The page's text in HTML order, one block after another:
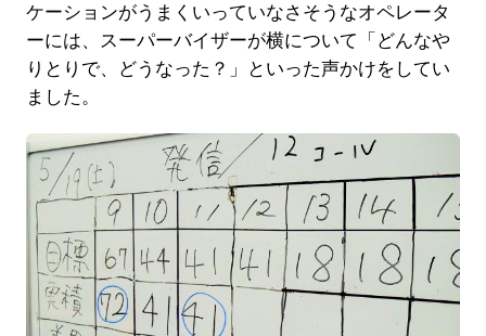
ケーションがうまくいっていなさそうなオペレータ
ーには、スーパーバイザーが横について「どんなや
りとりで、どうなった？」といった声かけをしてい
ました。